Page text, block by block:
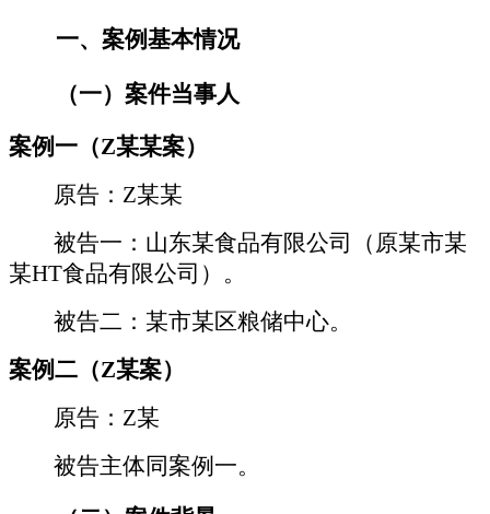
一、 案例基本情况
（一） 案件当事人
案例一（Z某某案）
原告： Z某某
被告一：山东某食品有限公司（原某市某
某HT食品有限公司）。
被告二： 某市某区粮储中心。
案例二（Z某案）
原告： Z某
被告主体同案例一。